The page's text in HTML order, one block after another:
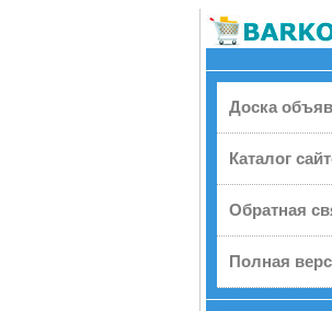
Доска
Каталог
Обратная
Полная